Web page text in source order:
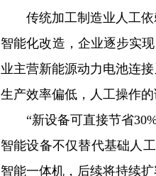
传统加工制造业人工
智能化改造，企业逐步实
业主营新能源动力电池连
生产效率偏低，人工操作
“新设备可直接节省
智能设备不仅替代基础人
智能一体机，后续将持续